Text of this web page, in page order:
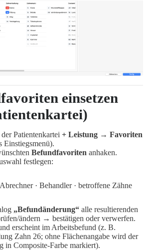
einsetzen
Patientenkartei + Leistung → Favoriten
Einstiegsmenü).
Befundfavoriten anhaken.
festlegen:
· Behandler · betroffene Zähne
„Befundänderung“ alle resultierenden
ändern → bestätigen oder verwerfen.
erscheint im Arbeitsbefund (z. B.
Zahn 26; ohne Flächenangabe wird der
in Composite-Farbe markiert).